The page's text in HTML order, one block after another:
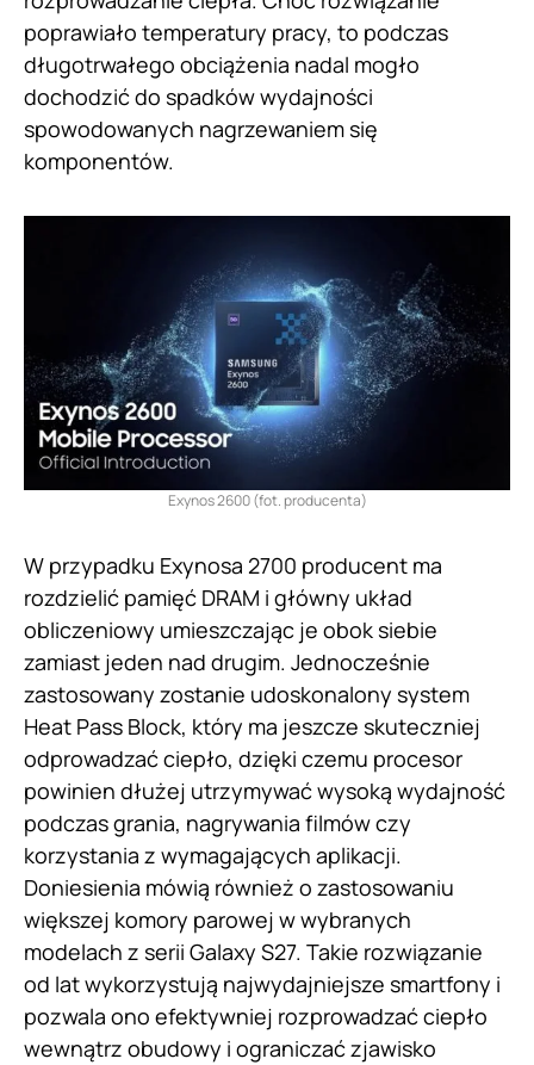
poprawiało temperatury pracy, to podczas
długotrwałego obciążenia nadal mogło
dochodzić do spadków wydajności
spowodowanych nagrzewaniem się
komponentów.
Exynos 2600 (fot. producenta)
W przypadku Exynosa 2700 producent ma
rozdzielić pamięć DRAM i główny układ
obliczeniowy umieszczając je obok siebie
zamiast jeden nad drugim. Jednocześnie
zastosowany zostanie udoskonalony system
Heat Pass Block, który ma jeszcze skuteczniej
odprowadzać ciepło, dzięki czemu procesor
powinien dłużej utrzymywać wysoką wydajność
podczas grania, nagrywania filmów czy
korzystania z wymagających aplikacji.
Doniesienia mówią również o zastosowaniu
większej komory parowej w wybranych
modelach z serii Galaxy S27. Takie rozwiązanie
od lat wykorzystują najwydajniejsze smartfony i
pozwala ono efektywniej rozprowadzać ciepło
wewnątrz obudowy i ograniczać zjawisko